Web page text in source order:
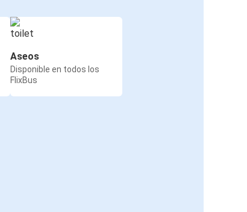
Aseos
Disponible en todos los
FlixBus